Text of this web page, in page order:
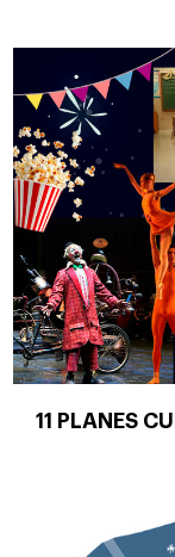
11 PLANES